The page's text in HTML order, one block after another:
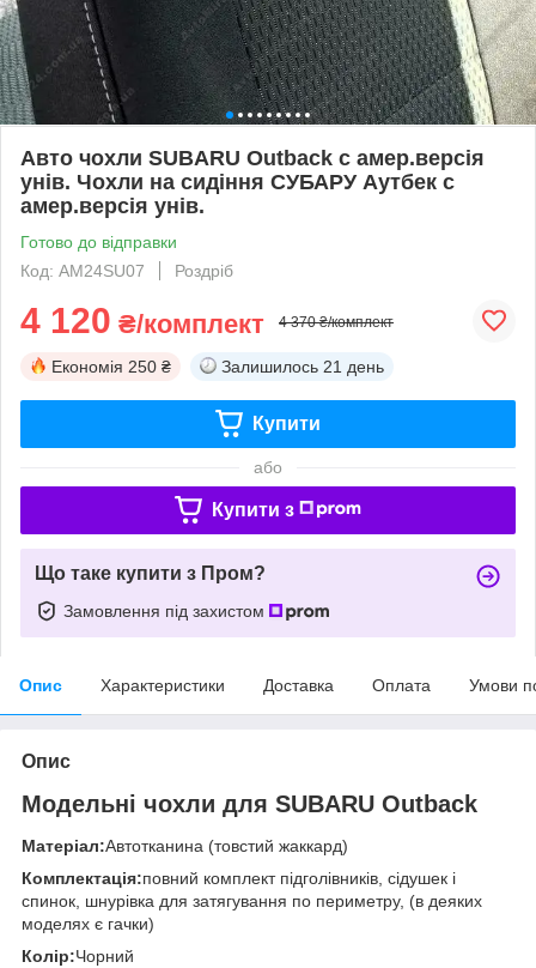
Авто чохли SUBARU Outback с амер.версія
унів. Чохли на сидіння СУБАРУ Аутбек с
амер.версія унів.
Готово до відправки
Код: AM24SU07
Роздріб
4 120 ₴/комплект 4 370 ₴/комплект
Економія 250 ₴ Залишилось 21 день
Купити
або
Купити з
Що таке купити з Пром?
Замовлення під захистом
Опис Характеристики Доставка Оплата Умови
Опис
Модельні чохли для SUBARU Outback
Матеріал:Автотканина (товстий жаккард)
Комплектація:повний комплект підголівників, сідушек і
спинок, шнурівка для затягування по периметру, (в деяких
моделях є гачки)
Колір:Чорний